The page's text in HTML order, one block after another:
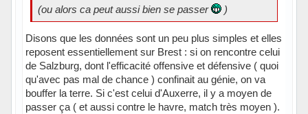
(ou alors ca peut aussi bien se passer
)
Disons que les données sont un peu plus simples et elles
reposent essentiellement sur Brest : si on rencontre celui
de Salzburg, dont l'efficacité offensive et défensive ( quoi
qu'avec pas mal de chance ) confinait au génie, on va
bouffer la terre. Si c'est celui d'Auxerre, il y a moyen de
passer ça ( et aussi contre le havre, match très moyen ).